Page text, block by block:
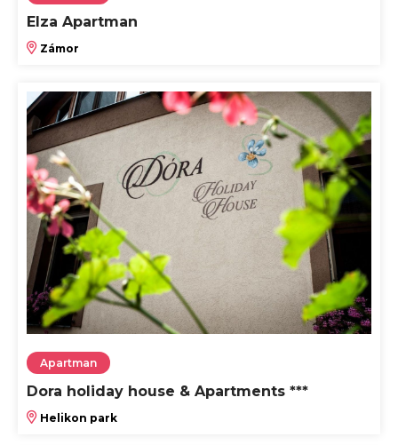
Elza Apartman
Zámor
Apartman
Dora holiday house & Apartments ***
Helikon park